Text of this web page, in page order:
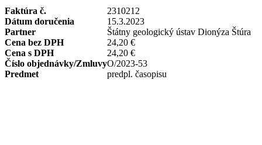
Faktúra č.
2310212
Dátum doručenia
15.3.2023
Partner
Štátny geologický ústav Dionýza Štúra
Cena bez DPH
24,20 €
Cena s DPH
24,20 €
Číslo objednávky/ZmluvyO/2023-53
Predmet
predpl. časopisu